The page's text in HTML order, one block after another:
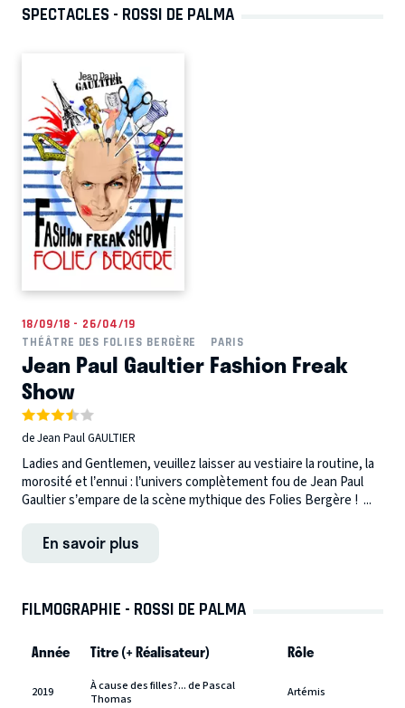
SPECTACLES - ROSSI DE PALMA
18/09/18 - 26/04/19
THÉÂTRE DES FOLIES BERGÈRE
PARIS
Jean Paul Gaultier Fashion Freak
Show
de Jean Paul GAULTIER
Ladies and Gentlemen, veuillez laisser au vestiaire la routine, la
morosité et l’ennui : l’univers complètement fou de Jean Paul
Gaultier s’empare de la scène mythique des Folies Bergère ! ...
En savoir plus
FILMOGRAPHIE - ROSSI DE PALMA
Année Titre (+ Réalisateur) Rôle
2019
À cause des filles?... de Pascal
Thomas
Artémis